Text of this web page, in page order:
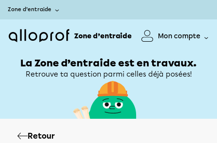
Zone d’entraide
Zone d’entraide Mon compte
La Zone d’entraide est en travaux.
Retrouve ta question parmi celles déjà posées!
Retour